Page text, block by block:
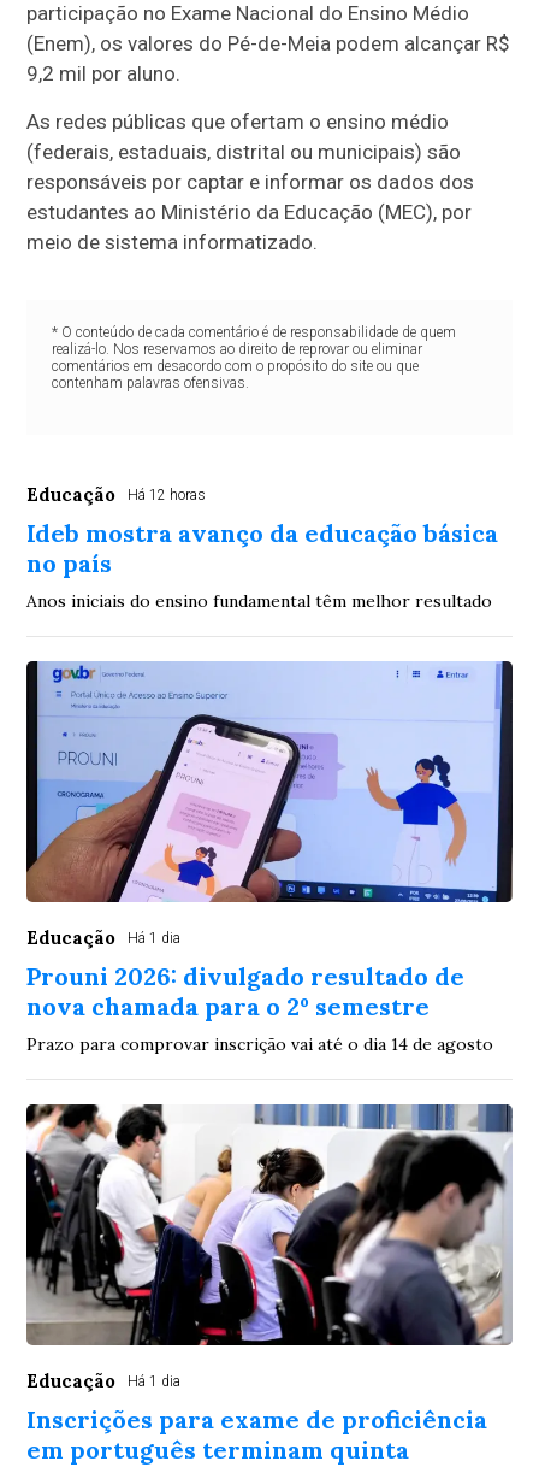
participação no Exame Nacional do Ensino Médio
(Enem), os valores do Pé-de-Meia podem alcançar R$
9,2 mil por aluno.
As redes públicas que ofertam o ensino médio
(federais, estaduais, distrital ou municipais) são
responsáveis por captar e informar os dados dos
estudantes ao Ministério da Educação (MEC), por
meio de sistema informatizado.
* O conteúdo de cada comentário é de responsabilidade de quem
realizá-lo. Nos reservamos ao direito de reprovar ou eliminar
comentários em desacordo com o propósito do site ou que
contenham palavras ofensivas.
Educação Há 12 horas
Ideb mostra avanço da educação básica
no país
Anos iniciais do ensino fundamental têm melhor resultado
Educação Há 1 dia
Prouni 2026: divulgado resultado de
nova chamada para o 2º semestre
Prazo para comprovar inscrição vai até o dia 14 de agosto
Educação Há 1 dia
Inscrições para exame de proficiência
em português terminam quinta